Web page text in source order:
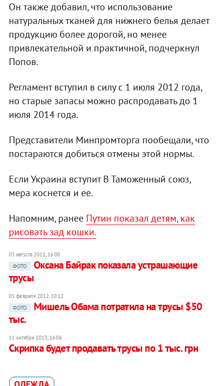
Он также добавил, что использование
натуральных тканей для нижнего белья делает
продукцию более дорогой, но менее
привлекательной и практичной, подчеркнул
Попов.
Регламент вступил в силу с 1 июля 2012 года,
но старые запасы можно распродавать до 1
июля 2014 года.
Представители Минпромторга пообещали, что
постараются добиться отмены этой нормы.
Если Украина вступит В Таможенный союз,
мера коснется и ее.
Напомним, ранее Путин показал детям, как
рисовать зад кошки.
03 августа 2011, 16:00
ФОТО
Оксана Байрак показала устрашающие
трусы
01 февраля 2012, 10:12
ФОТО
Мишель Обама потратила на трусы $50
тыс.
11 октября 2013, 16:06
Скрипка будет продавать трусы по 1 тыс. грн